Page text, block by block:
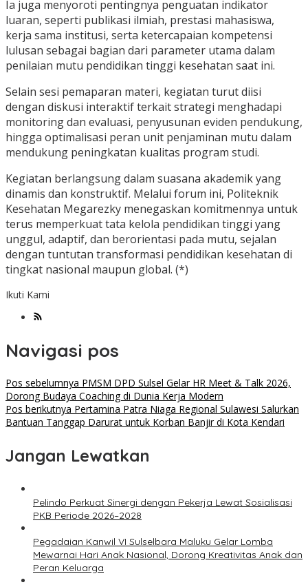
Ia juga menyoroti pentingnya penguatan indikator
luaran, seperti publikasi ilmiah, prestasi mahasiswa,
kerja sama institusi, serta ketercapaian kompetensi
lulusan sebagai bagian dari parameter utama dalam
penilaian mutu pendidikan tinggi kesehatan saat ini.
Selain sesi pemaparan materi, kegiatan turut diisi
dengan diskusi interaktif terkait strategi menghadapi
monitoring dan evaluasi, penyusunan eviden pendukung,
hingga optimalisasi peran unit penjaminan mutu dalam
mendukung peningkatan kualitas program studi.
Kegiatan berlangsung dalam suasana akademik yang
dinamis dan konstruktif. Melalui forum ini, Politeknik
Kesehatan Megarezky menegaskan komitmennya untuk
terus memperkuat tata kelola pendidikan tinggi yang
unggul, adaptif, dan berorientasi pada mutu, sejalan
dengan tuntutan transformasi pendidikan kesehatan di
tingkat nasional maupun global. (*)
Ikuti Kami
Navigasi pos
Pos sebelumnya PMSM DPD Sulsel Gelar HR Meet & Talk 2026,
Dorong Budaya Coaching di Dunia Kerja Modern
Pos berikutnya Pertamina Patra Niaga Regional Sulawesi Salurkan
Bantuan Tanggap Darurat untuk Korban Banjir di Kota Kendari
Jangan Lewatkan
Pelindo Perkuat Sinergi dengan Pekerja Lewat Sosialisasi
PKB Periode 2026–2028
Pegadaian Kanwil VI Sulselbara Maluku Gelar Lomba
Mewarnai Hari Anak Nasional, Dorong Kreativitas Anak dan
Peran Keluarga